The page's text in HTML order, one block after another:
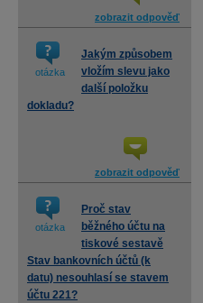
zobrazit odpověď
otázka
Jakým způsobem
vložím slevu jako
další položku
dokladu?
zobrazit odpověď
otázka
Proč stav
běžného účtu na
tiskové sestavě
Stav bankovních účtů (k
datu) nesouhlasí se stavem
účtu 221?